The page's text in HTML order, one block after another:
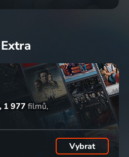
Extra
1 977 filmů
Vybrat